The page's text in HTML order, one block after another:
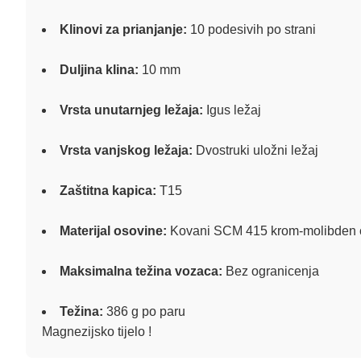
Klinovi za prianjanje: 10 podesivih po strani
Duljina klina: 10 mm
Vrsta unutarnjeg ležaja: Igus ležaj
Vrsta vanjskog ležaja: Dvostruki uložni ležaj
Zaštitna kapica: T15
Materijal osovine: Kovani SCM 415 krom-molibden
Maksimalna težina vozaca: Bez ogranicenja
Težina: 386 g po paru
Magnezijsko tijelo !